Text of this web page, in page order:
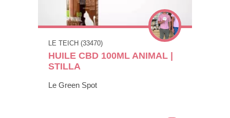
LE TEICH (33470)
HUILE CBD 100ML ANIMAL |
STILLA
Le Green Spot